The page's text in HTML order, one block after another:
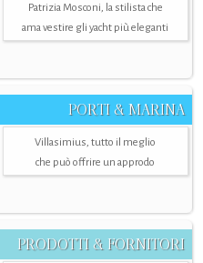
Patrizia Mosconi, la stilista che
ama vestire gli yacht più eleganti
PORTI & MARINA
Villasimius, tutto il meglio
che può offrire un approdo
PRODOTTI & FORNITORI